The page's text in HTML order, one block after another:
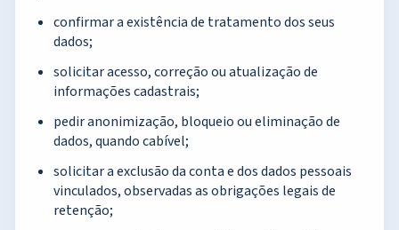
confirmar a existência de tratamento dos seus
dados;
solicitar acesso, correção ou atualização de
informações cadastrais;
pedir anonimização, bloqueio ou eliminação de
dados, quando cabível;
solicitar a exclusão da conta e dos dados pessoais
vinculados, observadas as obrigações legais de
retenção;